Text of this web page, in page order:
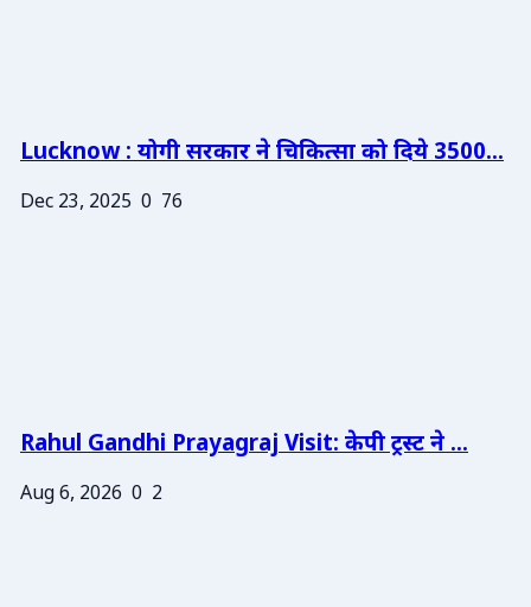
Lucknow : योगी सरकार ने चिकित्सा को दिये 3500...
Dec 23, 2025 0 76
Rahul Gandhi Prayagraj Visit: केपी ट्रस्ट ने ...
Aug 6, 2026 0 2